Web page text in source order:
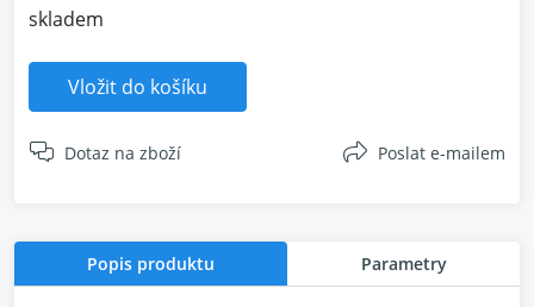
skladem
Vložit do košíku
Dotaz na zboží Poslat e-mailem
Popis produktu Parametry